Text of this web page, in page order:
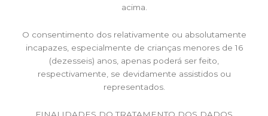
acima.
O consentimento dos relativamente ou absolutamente
incapazes, especialmente de crianças menores de 16
(dezesseis) anos, apenas poderá ser feito,
respectivamente, se devidamente assistidos ou
representados.